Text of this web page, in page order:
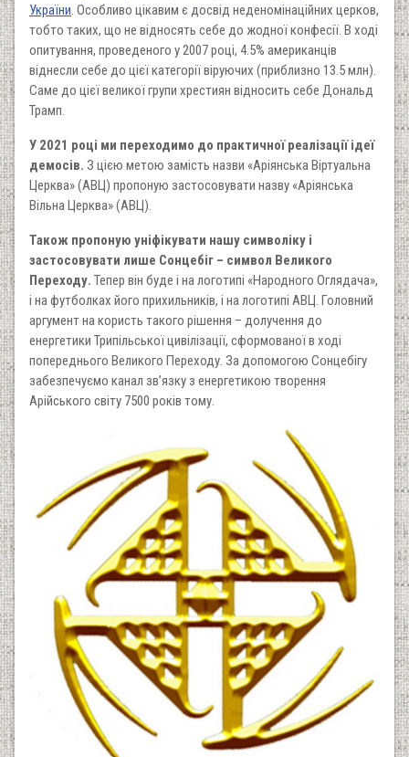
України. Особливо цікавим є досвід неденомінаційних церков,
тобто таких, що не відносять себе до жодної конфесії. В ході
опитування, проведеного у 2007 році, 4.5% американців
віднесли себе до цієї категорії віруючих (приблизно 13.5 млн).
Саме до цієї великої групи хрестиян відносить себе Дональд
Трамп.
У 2021 році ми переходимо до практичної реалізації ідеї
демосів. З цією метою замість назви «Аріянська Віртуальна
Церква» (АВЦ) пропоную застосовувати назву «Аріянська
Вільна Церква» (АВЦ).
Також пропоную уніфікувати нашу символіку і
застосовувати лише Сонцебіг – символ Великого
Переходу. Тепер він буде і на логотипі «Народного Оглядача»,
і на футболках його прихильників, і на логотипі АВЦ. Головний
аргумент на користь такого рішення – долучення до
енергетики Трипільської цивілізації, сформованої в ході
попереднього Великого Переходу. За допомогою Сонцебігу
забезпечуємо канал зв’язку з енергетикою творення
Арійського світу 7500 років тому.